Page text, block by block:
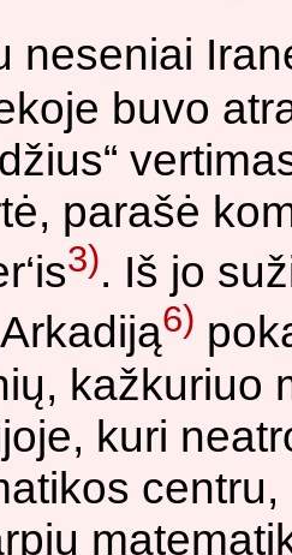
neseniai
buvo
parašė
3). Iš jo
6)
kažkuriuo
kuri